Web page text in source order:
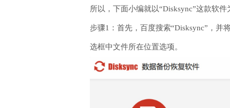
所以，下面小编就以“Disksync”这款软
步骤1：首先，百度搜索“Disksync”，
选框中文件所在位置选项。